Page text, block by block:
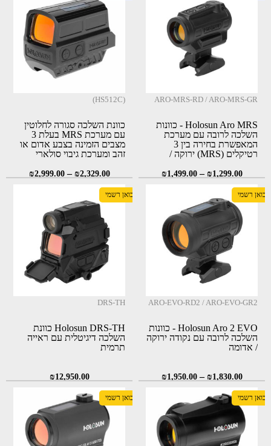
ARO-MRS-RD / ARO-MRS-GR
Holosun Aro MRS - כוונות
השלכה לרובה עם מערכת
המאפשרת בחירה בין 3
רטיקלים (MRS) ירוקה /
RD \ ARO-MRS-GR)
₪1,299.00
–
₪1,499.00
(HS512C)
כוונת השלכה סגורה לחלוטין
עם מערכת MRS בעלת 3
מצבים הזמינה בצבע אדום או
זהב ומערכת גיבוי סולארי
₪2,329.00
–
₪2,999.00
יבואן רשמי
ARO-EVO-RD2 / ARO-EVO-GR2
Holosun Aro 2 EVO - כוונות
השלכה לרובה עם נקודה ירוקה
/ אדומה
₪1,830.00
–
₪1,950.00
יבואן רשמי
DRS-TH
Holosun DRS-TH כוונת
השלכה דיגיטלית עם ראייה
תרמית
₪12,950.00
יבואן רשמי יבואן רשמי